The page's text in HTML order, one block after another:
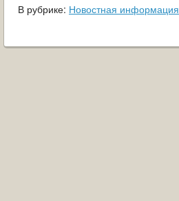
В рубрике: Новостная информация